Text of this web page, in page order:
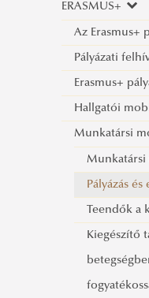
ERASMUS+
Az Erasmus+
Pályázati
Tanulmányi
Szakmai
Rövid
2026.
Munkatársi
Program
Blended
Erasmus+
Hallgatói
Hallgatói
Szakmai
Szakmai
Szakmai
Pályázás
Kiutazás
vizsgázás
Munkatársi
Munkatársi
Pályázás
Teendők a
Kiegészítő